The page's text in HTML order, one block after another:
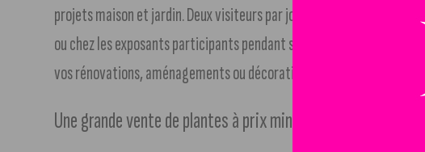
projets maison et jardin. Deux visiteurs par jour pourront repartir
ou chez les exposants participants pendant six mois. Une véritable
vos rénovations, aménagements ou décorations.
Une grande vente de plantes à prix mini